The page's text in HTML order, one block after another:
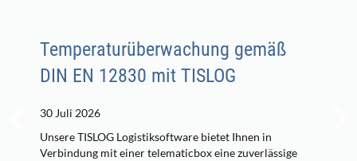
Temperaturüberwachung gemäß
DIN EN 12830 mit TISLOG
30 Juli 2026
Unsere TISLOG Logistiksoftware bietet Ihnen in
Verbindung mit einer telematicbox eine zuverlässige